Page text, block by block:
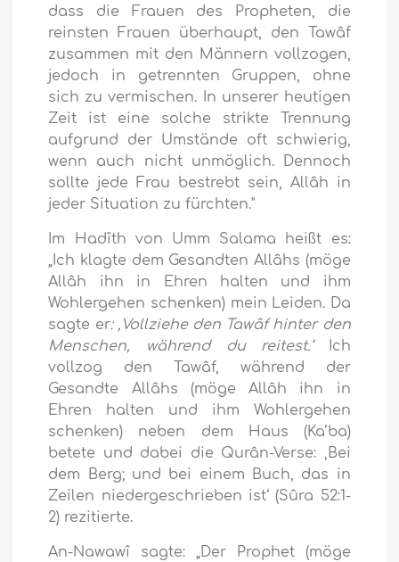
dass die Frauen des Propheten, die
reinsten Frauen überhaupt, den Tawâf
zusammen mit den Männern vollzogen,
jedoch in getrennten Gruppen, ohne
sich zu vermischen. In unserer heutigen
Zeit ist eine solche strikte Trennung
aufgrund der Umstände oft schwierig,
wenn auch nicht unmöglich. Dennoch
sollte jede Frau bestrebt sein, Allâh in
jeder Situation zu fürchten."
Im Hadîth von Umm Salama heißt es:
„Ich klagte dem Gesandten Allâhs (möge
Allâh ihn in Ehren halten und ihm
Wohlergehen schenken) mein Leiden. Da
sagte er: ‚Vollziehe den Tawâf hinter den
Menschen, während du reitest.‘Ich
vollzog den Tawâf, während der
Gesandte Allâhs (möge Allâh ihn in
Ehren halten und ihm Wohlergehen
schenken) neben dem Haus (Ka’ba)
betete und dabei die Qurân-Verse: ‚Bei
dem Berg; und bei einem Buch, das in
Zeilen niedergeschrieben ist‘ (Sûra 52:1-
2) rezitierte.
An-Nawawî sagte: „Der Prophet (möge